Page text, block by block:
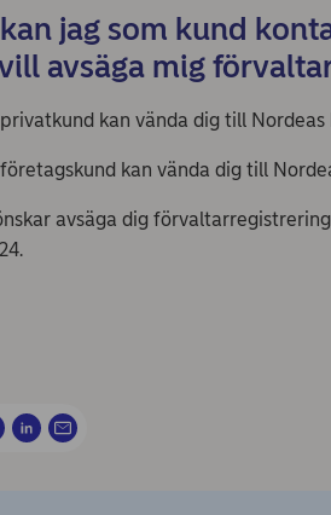
jag som kund
avsäga mig
kan vända dig till
kan vända dig till
avsäga dig